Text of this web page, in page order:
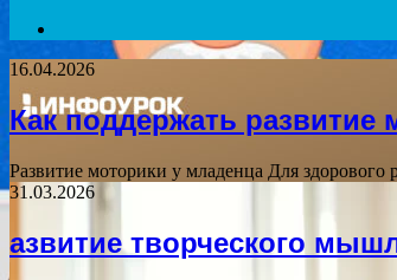
16.04.2026
Как поддержать развитие
Развитие моторики у младенца Для здорового
31.03.2026
азвитие творческого